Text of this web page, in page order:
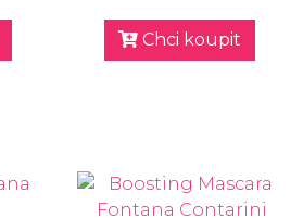
Chci koupit